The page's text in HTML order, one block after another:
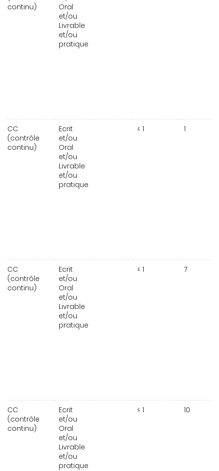
continu)
Oral
et/ou
Livrable
et/ou
pratique
CC
(contrôle
continu)
Ecrit
et/ou
Oral
et/ou
Livrable
et/ou
pratique
≤ 1 1
CC
(contrôle
continu)
Ecrit
et/ou
Oral
et/ou
Livrable
et/ou
pratique
≤ 1 7
CC
(contrôle
continu)
Ecrit
et/ou
Oral
et/ou
Livrable
et/ou
pratique
≤ 1 10